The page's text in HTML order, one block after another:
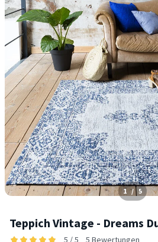
1 / 5
Teppich Vintage - Dreams
5 / 5 5 Bewertungen